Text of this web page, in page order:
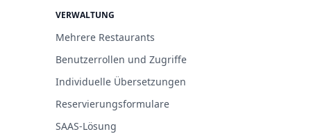
VERWALTUNG
Mehrere Restaurants
Benutzerrollen und Zugriffe
Individuelle Übersetzungen
Reservierungsformulare
SAAS-Lösung